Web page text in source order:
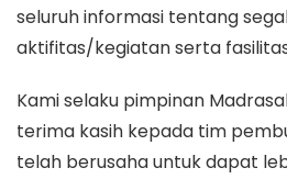
seluruh informasi tentang
aktifitas/kegiatan serta
Kami selaku pimpinan
terima kasih kepada tim
telah berusaha untuk dapat